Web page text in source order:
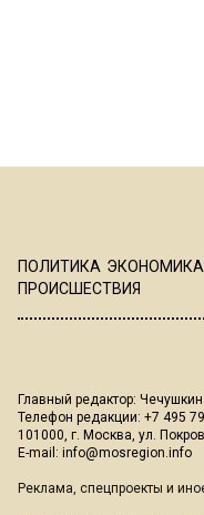
ПОЛИТИКА ЭКОНОМИКА
ПРОИСШЕСТВИЯ
Главный редактор:
Телефон редакции: +7 495
101000, г. Москва, ул.
E-mail: info@mosregion.info
Реклама, спецпроекты и